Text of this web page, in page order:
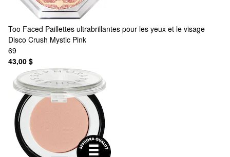
Too Faced Paillettes ultrabrillantes pour les yeux et le visage
Disco Crush Mystic Pink
69
43,00 $